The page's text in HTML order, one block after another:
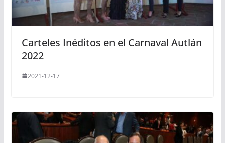
Carteles Inéditos en el Carnaval Autlán
2022
2021-12-17